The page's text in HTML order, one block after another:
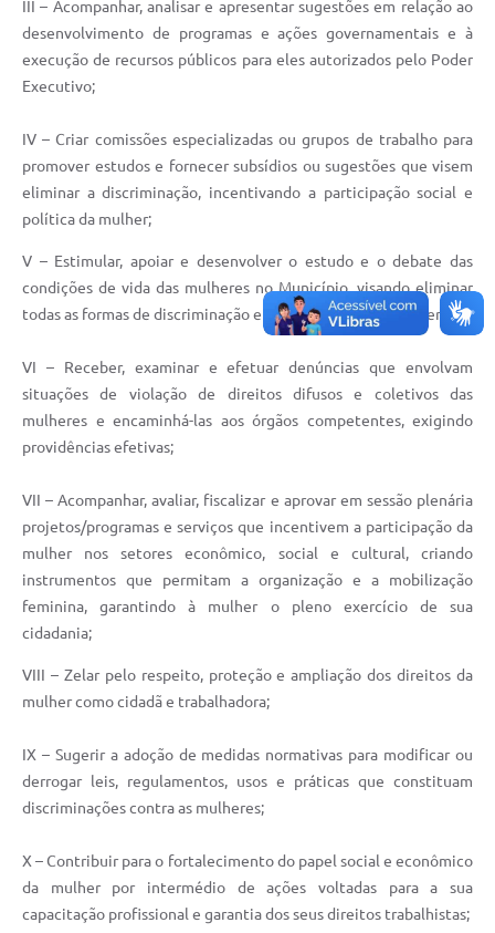
III – Acompanhar, analisar e apresentar sugestões em relação ao
desenvolvimento de programas e ações governamentais e à
execução de recursos públicos para eles autorizados pelo Poder
Executivo;
IV – Criar comissões especializadas ou grupos de trabalho para
promover estudos e fornecer subsídios ou sugestões que visem
eliminar a discriminação, incentivando a participação social e
política da mulher;
V – Estimular, apoiar e desenvolver o estudo e o debate das
condições de vida das mulheres no Município, visando eliminar
todas as formas de discriminação e violência contra a mulher;
VI – Receber, examinar e efetuar denúncias que envolvam
situações de violação de direitos difusos e coletivos das
mulheres e encaminhá-las aos órgãos competentes, exigindo
providências efetivas;
VII – Acompanhar, avaliar, fiscalizar e aprovar em sessão plenária
projetos/programas e serviços que incentivem a participação da
mulher nos setores econômico, social e cultural, criando
instrumentos que permitam a organização e a mobilização
feminina, garantindo à mulher o pleno exercício de sua
cidadania;
VIII – Zelar pelo respeito, proteção e ampliação dos direitos da
mulher como cidadã e trabalhadora;
IX – Sugerir a adoção de medidas normativas para modificar ou
derrogar leis, regulamentos, usos e práticas que constituam
discriminações contra as mulheres;
X – Contribuir para o fortalecimento do papel social e econômico
da mulher por intermédio de ações voltadas para a sua
capacitação profissional e garantia dos seus direitos trabalhistas;